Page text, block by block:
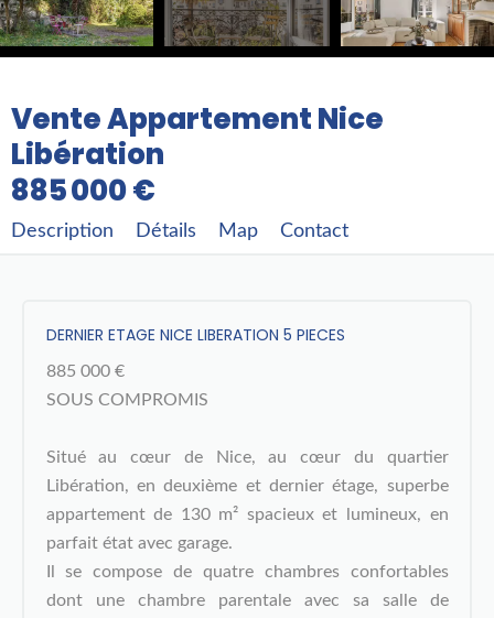
Vente Appartement Nice
Libération
885 000 €
Description Détails Map Contact
DERNIER ETAGE NICE LIBERATION 5 PIECES
885 000 €
SOUS COMPROMIS
Situé au cœur de Nice, au cœur du quartier
Libération, en deuxième et dernier étage, superbe
appartement de 130 m² spacieux et lumineux, en
parfait état avec garage.
Il se compose de quatre chambres confortables
dont une chambre parentale avec sa salle de